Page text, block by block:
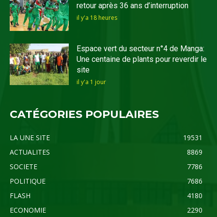
retour après 36 ans d’interruption
il y'a 18 heures
Espace vert du secteur n°4 de Manga:
Une centaine de plants pour reverdir le
site
il y'a 1 jour
CATÉGORIES POPULAIRES
LA UNE SITE
19531
ACTUALITES
8869
SOCIETE
7786
POLITIQUE
7686
FLASH
4180
ECONOMIE
2290